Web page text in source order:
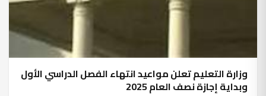
وزارة التعليم تعلن مواعيد انتهاء الفصل الدراسي الأول
وبداية إجازة نصف العام 2025